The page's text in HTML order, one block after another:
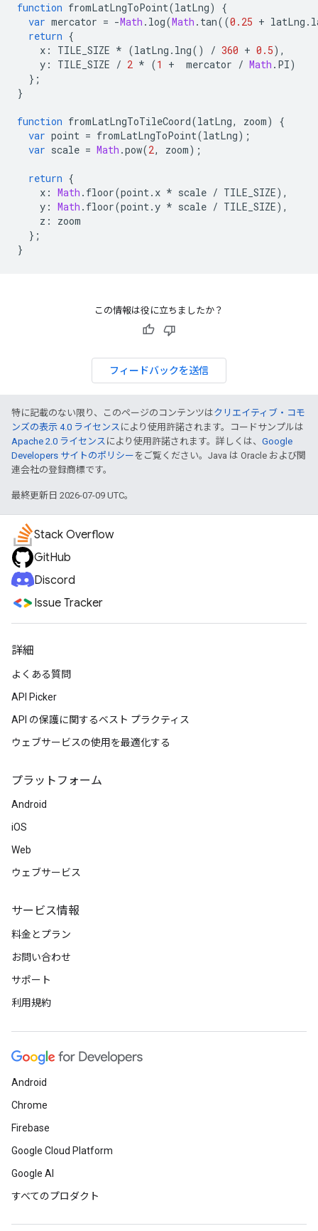
function fromLatLngToPoint(latLng)
{
var mercator = -Math . log(Math . tan((0.25 + latLng .
return {
x : TILE_SIZE * (latLng . lng() / 360 + 0.5),
y : TILE_SIZE / 2 * (1 + mercator / Math . PI)
};
}
function fromLatLngToTileCoord(latLng, zoom)
{
var point = fromLatLngToPoint(latLng);
var scale = Math .pow(2, zoom);
return {
x : Math . floor(point. x * scale / TILE_SIZE),
y : Math . floor(point.y * scale / TILE_SIZE),
z :
zoom
};
}
この情報は役に立ちましたか？
フィードバックを送信
特に記載のない限り、このページのコンテンツはクリエイティブ・コモ
ンズの表示 4.0 ライセンス により使用許諾されます。コードサンプルは
Apache 2.0 ライセンス により使用許諾されます。詳しくは、 Google
Developers サイトのポリシー をご覧ください。Java は Oracle および関
連会社の登録商標です。
最終更新日 2026-07-09 UTC。
Stack Overflow
GitHub
Discord
Issue Tracker
詳細
よくある質問
API Picker
API の保護に関するベスト プラクティス
ウェブサービスの使用を最適化する
プラットフォーム
Android
iOS
Web
ウェブサービス
サービス情報
料金とプラン
お問い合わせ
サポート
利用規約
Android
Chrome
Firebase
Google Cloud Platform
Google AI
すべてのプロダクト